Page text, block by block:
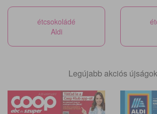
étcsokoládé
Aldi
Legújabb akciós újságok